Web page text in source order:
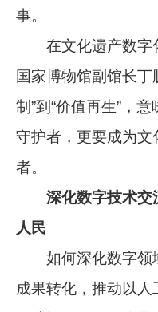
事。
在文化遗产数字
国家博物馆副馆长丁
制”到“价值再生”，
守护者，更要成为
者。
深化数字技术交
人民
如何深化数字领
成果转化，推动以